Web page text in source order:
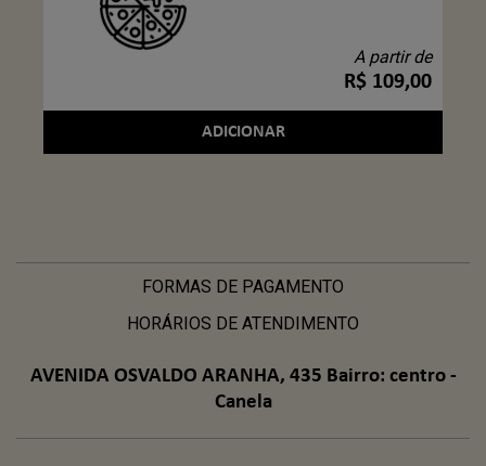
A partir de
R$ 109,00
ADICIONAR
FORMAS DE PAGAMENTO
HORÁRIOS DE ATENDIMENTO
AVENIDA OSVALDO ARANHA, 435 Bairro: centro -
Canela